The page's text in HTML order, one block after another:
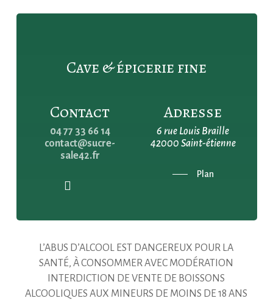
Cave & épicerie fine
Contact
04 77 33 66 14
contact@sucre-
sale42.fr
Adresse
6 rue Louis Braille
42000 Saint-étienne
Plan
L’ABUS D’ALCOOL EST DANGEREUX POUR LA
SANTÉ, À CONSOMMER AVEC MODÉRATION
INTERDICTION DE VENTE DE BOISSONS
ALCOOLIQUES AUX MINEURS DE MOINS DE 18 ANS